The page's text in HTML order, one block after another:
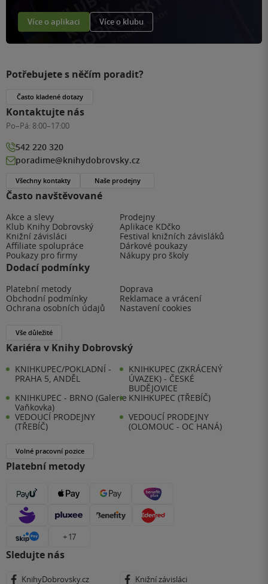
Více o aplikaci Více o klubu
Často navštěvované
Akce a slevy
Prodejny
Klub Knihy Dobrovský
Aplikace KDčko
Knižní závisláci
Festival knižních závisláků
Affiliate spolupráce
Dárkové poukazy
Poukazy pro firmy
Nákupy pro školy
Dodací podmínky
Platební metody
Doprava
Obchodní podmínky
Reklamace a vrácení
Ochrana osobních údajů
Nastavení cookies
Vše důležité
Kariéra v Knihy Dobrovský
KNIHKUPEC/POKLADNÍ -
PRAHA 5, ANDĚL
KNIHKUPEC (ZKRÁCENÝ
ÚVAZEK) - ČESKÉ
BUDĚJOVICE
KNIHKUPEC - BRNO (Galerie
Vaňkovka)
KNIHKUPEC (TŘEBÍČ)
VEDOUCÍ PRODEJNY
(TŘEBÍČ)
VEDOUCÍ PRODEJNY
(OLOMOUC - OC HANÁ)
Volné pracovní pozice
Platební metody
+ 17
Sledujte nás
KnihyDobrovsky.cz Knižní závisláci
Potřebujete s něčím poradit?
Často kladené dotazy
Kontaktujte nás
Po–Pá: 8:00–17:00
542 220 320
poradime@knihydobrovsky.cz
Všechny kontakty Naše prodejny